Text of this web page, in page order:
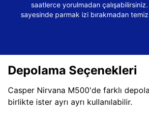
saatlerce yorulmadan çalışabilirsiniz.
sayesinde parmak izi bırakmadan temiz
Depolama Seçenekleri
Casper Nirvana M500'de farklı
birlikte ister ayrı ayrı kullanılabilir.